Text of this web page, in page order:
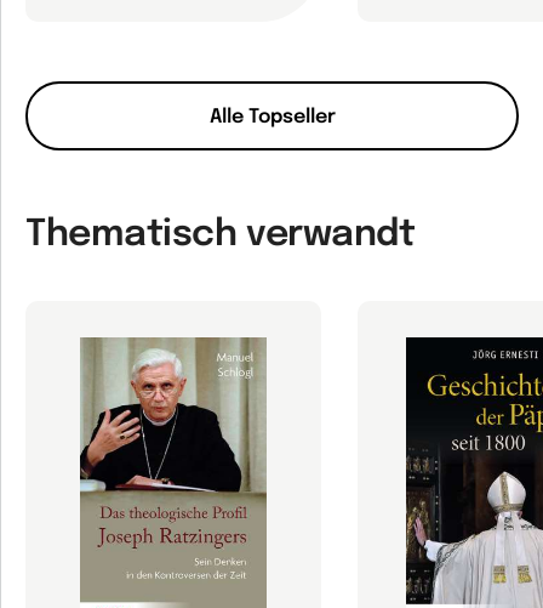
Alle Topseller
Thematisch verwandt